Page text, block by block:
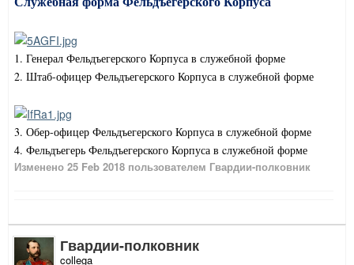
1. Генерал Фельдъегерского Корпуса в служебной форме
2. Штаб-офицер Фельдъегерского Корпуса в служебной форме
3. Обер-офицер Фельдъегерского Корпуса в служебной форме
4. Фельдъегерь Фельдъегерского Корпуса в cлужебной форме
Изменено 25 Feb 2018 пользователем Гвардии-полковник
Гвардии-полковник
collega